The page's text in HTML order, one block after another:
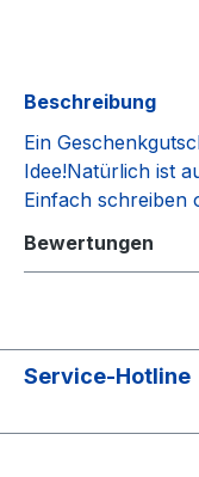
Beschreibung
Ein
Idee!Natürlich ist
Einfach
Bewertungen
Service-Hotline